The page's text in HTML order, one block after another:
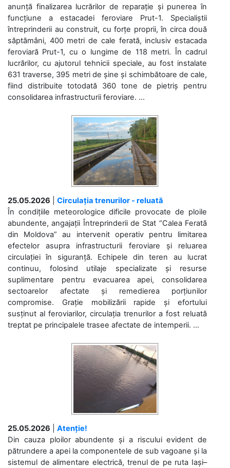
anunță finalizarea lucrărilor de reparație și punerea în
funcțiune a estacadei feroviare Prut-1. Specialiștii
întreprinderii au construit, cu forțe proprii, în circa două
săptămâni, 400 metri de cale ferată, inclusiv estacada
feroviară Prut-1, cu o lungime de 118 metri. În cadrul
lucrărilor, cu ajutorul tehnicii speciale, au fost instalate
631 traverse, 395 metri de șine și schimbătoare de cale,
fiind distribuite totodată 360 tone de pietriș pentru
consolidarea infrastructurii feroviare. ...
25.05.2026
Circulația trenurilor - reluată
În condițiile meteorologice dificile provocate de ploile
abundente, angajații Întreprinderii de Stat “Calea Ferată
din Moldova” au intervenit operativ pentru limitarea
efectelor asupra infrastructurii feroviare și reluarea
circulației în siguranță. Echipele din teren au lucrat
continuu, folosind utilaje specializate și resurse
suplimentare pentru evacuarea apei, consolidarea
sectoarelor afectate și remedierea porțiunilor
compromise. Grație mobilizării rapide și efortului
susținut al feroviarilor, circulația trenurilor a fost reluată
treptat pe principalele trasee afectate de intemperii. ...
25.05.2026
Atenție!
Din cauza ploilor abundente și a riscului evident de
pătrundere a apei la componentele de sub vagoane și la
sistemul de alimentare electrică, trenul de pe ruta Iași–